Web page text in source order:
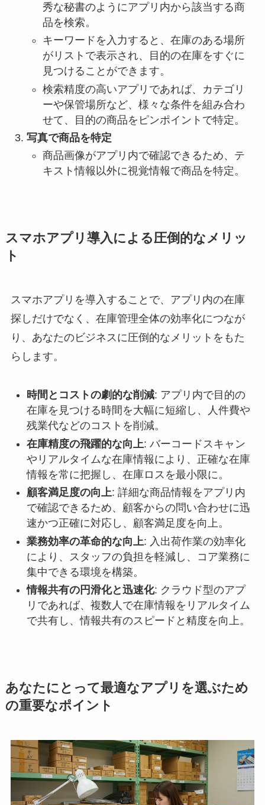
秀な秘書のようにアプリ内から該当する商
品を検索。
キーワードを入力すると、在庫のある場所
がリストで表示され、目的の在庫をすぐに
見つけることができます。
検索精度の高いアプリであれば、カテゴリ
ーや保管場所など、様々な条件を組み合わ
せて、目的の商品をピンポイントで特定。
写真で商品を特定
商品画像がアプリ内で確認できるため、テ
キスト情報以外に視覚情報で商品を特定。
スマホアプリ導入による圧倒的なメリッ
ト
スマホアプリを導入することで、アプリ内の在庫
探しだけでなく、在庫管理全体の効率化につなが
り、あなたのビジネスに圧倒的なメリットをもた
らします。
時間とコストの劇的な削減: アプリ内で目的の
在庫を見つける時間を大幅に短縮し、人件費や
残業代などのコストを削減。
在庫精度の飛躍的な向上: バーコードスキャン
やリアルタイムな在庫情報により、正確な在庫
情報を常に把握し、在庫ロスを最小限に。
顧客満足度の向上: 詳細な商品情報をアプリ内
で確認できるため、顧客からの問い合わせに迅
速かつ正確に対応し、顧客満足度を向上。
業務効率の革命的な向上: 入出荷作業の効率化
により、スタッフの負担を軽減し、コア業務に
集中できる環境を構築。
情報共有の円滑化と迅速化: クラウド型のアプ
リであれば、複数人で在庫情報をリアルタイム
で共有し、情報共有のスピードと精度を向上。
あなたにとって最適なアプリを選ぶため
の重要なポイント